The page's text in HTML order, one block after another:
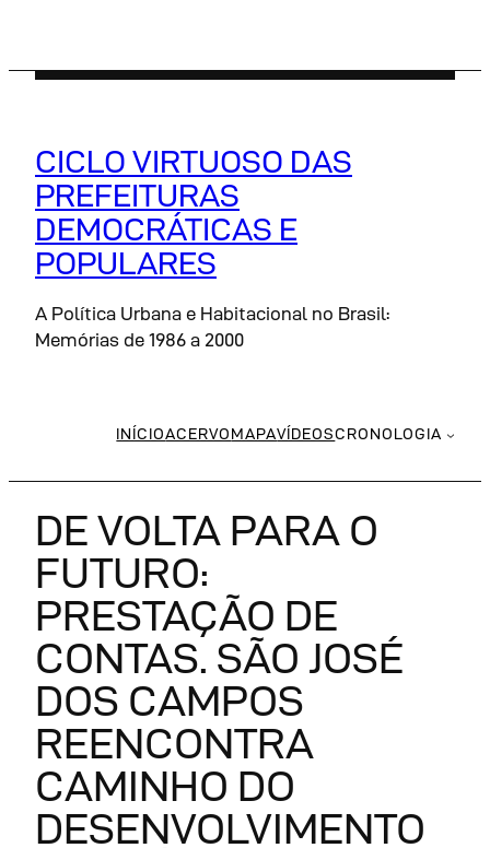
o
CICLO VIRTUOSO DAS
PREFEITURAS
DEMOCRÁTICAS E
POPULARES
A Política Urbana e Habitacional no Brasil:
Memórias de 1986 a 2000
INÍCIOACERVO MAPAVÍDEOSCRONOLOGIA
DE VOLTA PARA O
FUTURO:
PRESTAÇÃO DE
CONTAS. SÃO JOSÉ
DOS CAMPOS
REENCONTRA
CAMINHO DO
DESENVOLVIMENTO